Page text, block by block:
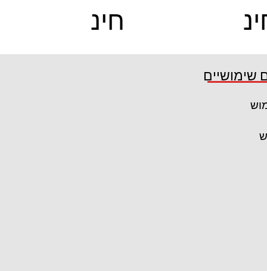
קרא עוד
חינ
ם
שימושיים